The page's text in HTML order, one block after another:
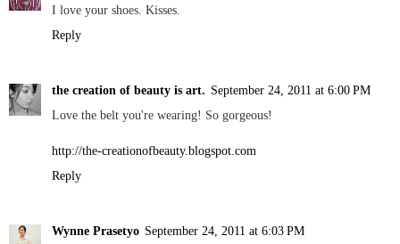
I love your shoes. Kisses.
Reply
the creation of beauty is art. September 24, 2011 at 6:00 PM
Love the belt you're wearing! So gorgeous!
http://the-creationofbeauty.blogspot.com
Reply
Wynne Prasetyo September 24, 2011 at 6:03 PM